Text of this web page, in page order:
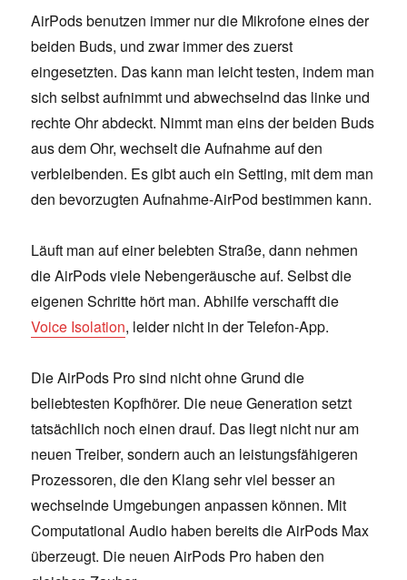
AirPods benutzen immer nur die Mikrofone eines der
beiden Buds, und zwar immer des zuerst
eingesetzten. Das kann man leicht testen, indem man
sich selbst aufnimmt und abwechselnd das linke und
rechte Ohr abdeckt. Nimmt man eins der beiden Buds
aus dem Ohr, wechselt die Aufnahme auf den
verbleibenden. Es gibt auch ein Setting, mit dem man
den bevorzugten Aufnahme-AirPod bestimmen kann.
Läuft man auf einer belebten Straße, dann nehmen
die AirPods viele Nebengeräusche auf. Selbst die
eigenen Schritte hört man. Abhilfe verschafft die
Voice Isolation, leider nicht in der Telefon-App.
Die AirPods Pro sind nicht ohne Grund die
beliebtesten Kopfhörer. Die neue Generation setzt
tatsächlich noch einen drauf. Das liegt nicht nur am
neuen Treiber, sondern auch an leistungsfähigeren
Prozessoren, die den Klang sehr viel besser an
wechselnde Umgebungen anpassen können. Mit
Computational Audio haben bereits die AirPods Max
überzeugt. Die neuen AirPods Pro haben den